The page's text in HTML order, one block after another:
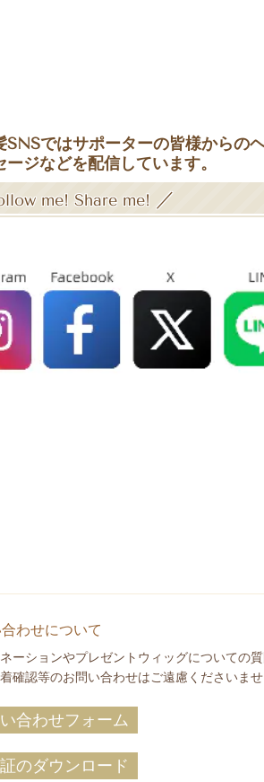
SNSではサポーターの皆様からの
ージなどを配信しています。
me! Share me! ／
わせについて
ーションやプレゼントウィッグについての質
確認等のお問い合わせはご遠慮くださいませ
合わせフォーム
のダウンロード